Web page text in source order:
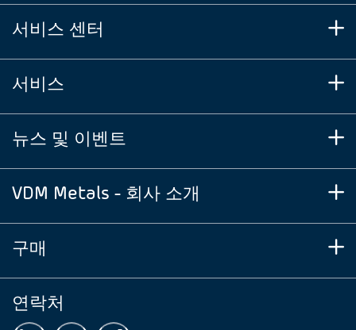
서비스 센터
서비스
뉴스 및 이벤트
VDM Metals - 회사 소개
구매
연락처